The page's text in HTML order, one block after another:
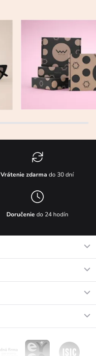
Vrátenie zdarma do 30 dní
Doručenie do 24 hodín